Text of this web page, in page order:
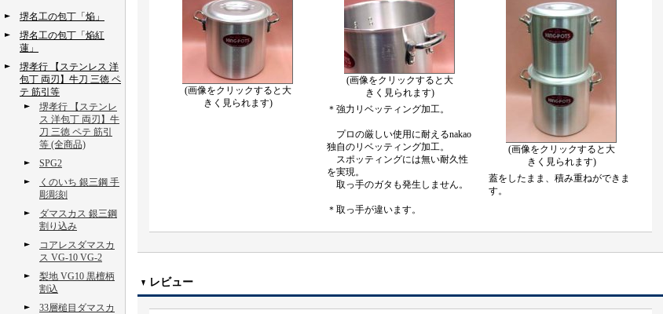
堺名工の包丁「焔」
堺名工の包丁「焔紅
蓮」
堺孝行 【ステンレス 洋
包丁 両刃】牛刀 三徳 ペ
テ 筋引等
堺孝行 【ステンレ
ス 洋包丁 両刃】牛
刀 三徳 ペテ 筋引
等 (全商品)
SPG2
くのいち 銀三鋼 手
彫彫刻
ダマスカス 銀三鋼
割り込み
コアレスダマスカ
ス VG-10 VG-2
梨地 VG10 黒檀柄
割込
33層槌目ダマスカ
(画像をクリックすると大
きく見られます)
(画像をクリックすると大
きく見られます)
＊強力リベッティング加工。
プロの厳しい使用に耐えるnakao
独自のリベッティング加工。
スポッティングには無い耐久性
を実現。
取っ手のガタも発生しません。
＊取っ手が違います。
(画像をクリックすると大
きく見られます)
蓋をしたまま、積み重ねができま
す。
レビュー